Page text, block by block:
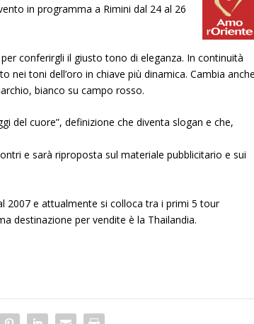
in programma a Rimini dal 24 al 26
conferirgli il giusto tono di eleganza. In continuità
nei toni dell’oro in chiave più dinamica. Cambia
bianco su campo rosso.
del cuore”, definizione che diventa slogan e che,
e sarà riproposta sul materiale pubblicitario e sui
2007 e attualmente si colloca tra i primi 5 tour
destinazione per vendite è la Thailandia.